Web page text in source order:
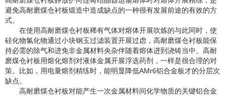
避免高耐磨煤仓衬板锻造中造成缺点的一种很有发展前途的有效的方
式。
在使用高耐磨煤仓衬板稀有气体对熔体开展吹炼的与此同时，使
硅化物氯化物通过小块钢玉过滤装置开展过虑，高耐磨煤仓衬板能保
持必需的除气和进免非金属材料央杂伴随着熔体进到浇铸当中。高耐
磨煤仓衬板用熔化熔剂对液体金属开展浮选药剂，一样是很合理的对
策。比如，用电量熔剂精练时，能明显降低AMr6铝合金板才的分层次
缺点。
高耐磨煤仓衬板对能产生一次金属材料间化学物质的关键铝合金